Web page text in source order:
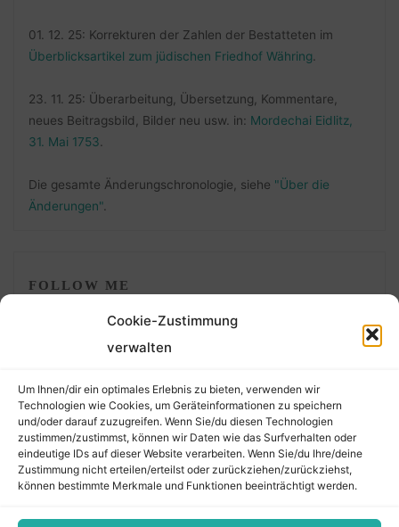
Cookie-Zustimmung
verwalten
Um Ihnen/dir ein optimales Erlebnis zu bieten, verwenden wir
Technologien wie Cookies, um Geräteinformationen zu speichern
und/oder darauf zuzugreifen. Wenn Sie/du diesen Technologien
zustimmen/zustimmst, können wir Daten wie das Surfverhalten oder
eindeutige IDs auf dieser Website verarbeiten. Wenn Sie/du Ihre/deine
Zustimmung nicht erteilen/erteilst oder zurückziehen/zurückziehst,
können bestimmte Merkmale und Funktionen beeinträchtigt werden.
01. 12. 25: Korrekturen der Zahlen der Bestatteten im
Überblicksartikel zum jüdischen Friedhof Währing
23. 11. 25: Überarbeitung, Übersetzung, Kommentare,
neues Beitragsbild, Bilder neu usw. in: Mordechai Eidlitz,
31. Mai 1753
Die gesamte Änderungschronologie, siehe "Über die
Änderungen".
FOLLOW ME
©2026 Der Transkribierer